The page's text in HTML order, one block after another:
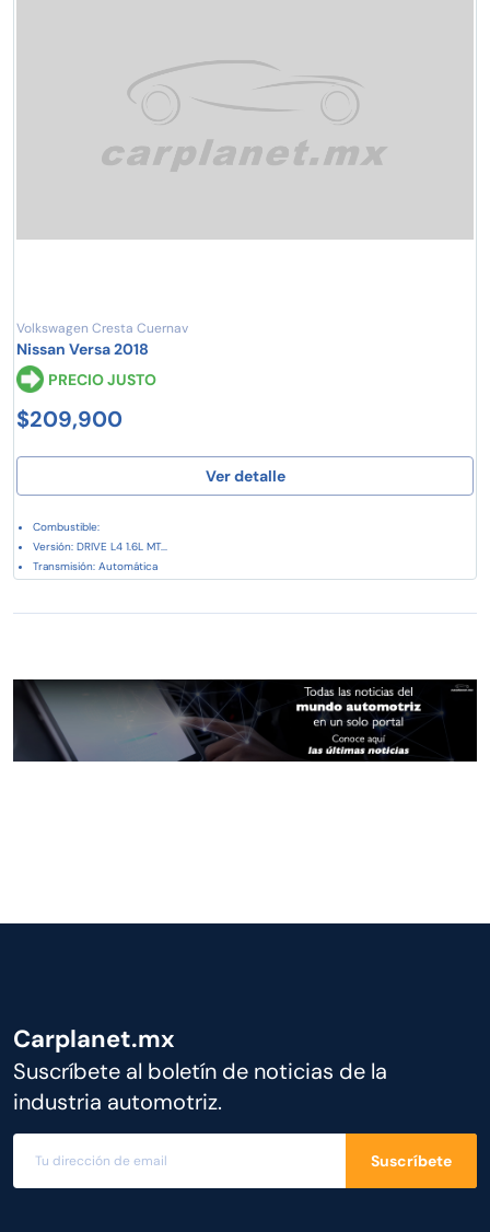
Volkswagen Cresta Cuernav
Nissan Versa 2018
PRECIO JUSTO
$209,900
Ver detalle
Combustible:
Versión: DRIVE L4 1.6L MT...
Transmisión: Automática
Carplanet.mx
Suscríbete al boletín de noticias de la
industria automotriz.
Suscríbete